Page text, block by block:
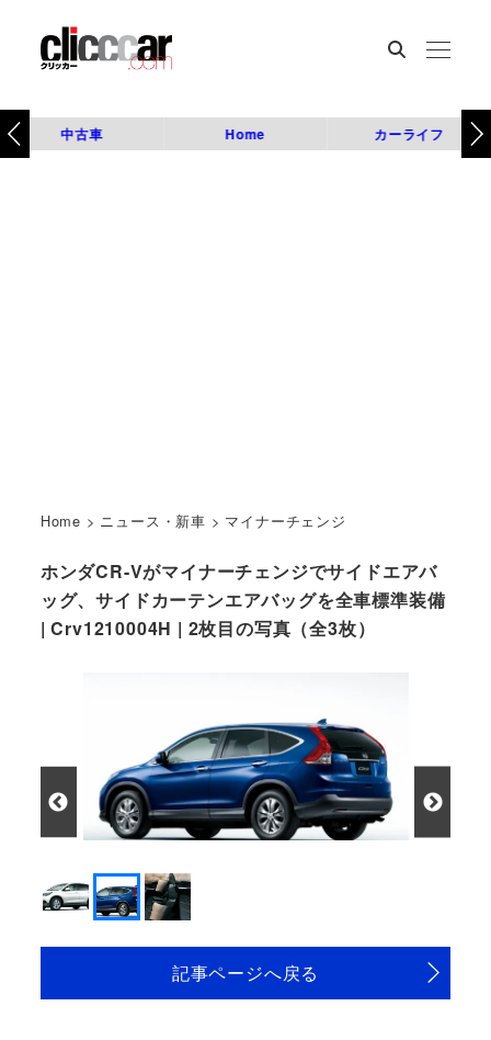
中古車 Home カーライフ
Home > ニュース・新車 > マイナーチェンジ
ホンダCR-Vがマイナーチェンジでサイドエアバ
ッグ、サイドカーテンエアバッグを全車標準装備
| Crv1210004H | 2枚目の写真（全3枚）
記事ページへ戻る